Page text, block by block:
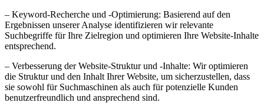
– Keyword-Recherche und -Optimierung: Basierend auf den
Ergebnissen unserer Analyse identifizieren wir relevante
Suchbegriffe für Ihre Zielregion und optimieren Ihre Website-Inhalte
entsprechend.
– Verbesserung der Website-Struktur und -Inhalte: Wir optimieren
die Struktur und den Inhalt Ihrer Website, um sicherzustellen, dass
sie sowohl für Suchmaschinen als auch für potenzielle Kunden
benutzerfreundlich und ansprechend sind.